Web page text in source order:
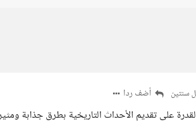
سنتين أضف ردا
على تقديم الأحداث التاريخية بطرق جذابة